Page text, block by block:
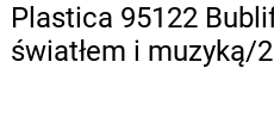
Plastica 95122
światłem i muzyką/